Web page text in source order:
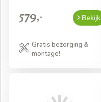
579,- Bekijk
Gratis bezorging &
montage!